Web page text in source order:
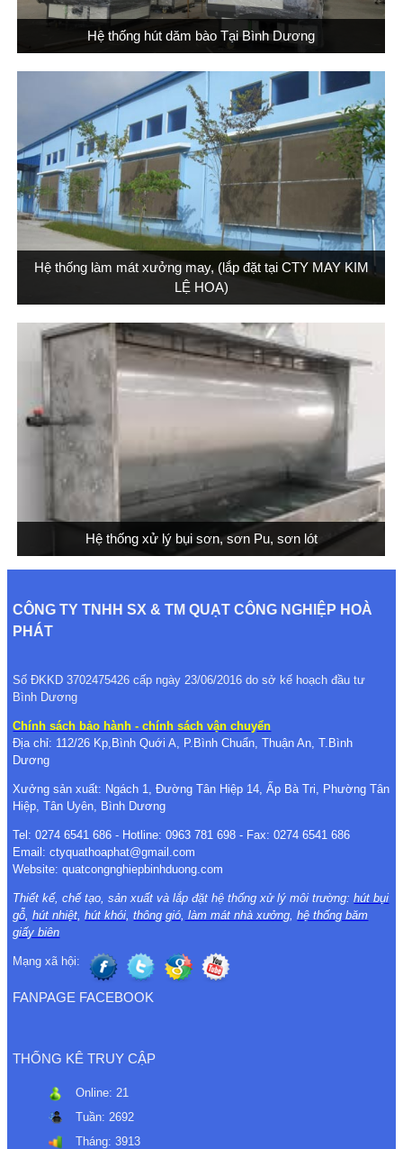
Hệ thống hút dăm bào Tại Bình Dương
Hệ thống làm mát xưởng may, (lắp đặt tại CTY MAY KIM
LỆ HOA)
Hệ thống xử lý bụi sơn, sơn Pu, sơn lót
CÔNG TY TNHH SX & TM QUẠT CÔNG NGHIỆP HOÀ
PHÁT
Số ĐKKD 3702475426 cấp ngày 23/06/2016 do sở kế hoạch đầu tư
Bình Dương
Chính sách bảo hành - chính sách vận chuyển
Địa chỉ: 112/26 Kp,Bình Quới A, P.Bình Chuẩn, Thuận An, T.Bình
Dương
Xưởng sản xuất: Ngách 1, Đường Tân Hiệp 14, Ấp Bà Tri, Phường Tân
Hiệp, Tân Uyên, Bình Dương
Tel: 0274 6541 686 - Hotline: 0963 781 698 - Fax: 0274 6541 686
Email: ctyquathoaphat@gmail.com
Website: quatcongnghiepbinhduong.com
Thiết kế, chế tạo, sản xuất và lắp đặt hệ thống xử lý môi trường:hút bụi
gỗ ,hút nhiệt ,hút khói ,thông gió làm mát nhà xưởng ,hệ thống băm
giấy biên
Mạng xã hội:
FANPAGE FACEBOOK
THỐNG KÊ TRUY CẬP
Online: 21
Tuần: 2692
Tháng:3913